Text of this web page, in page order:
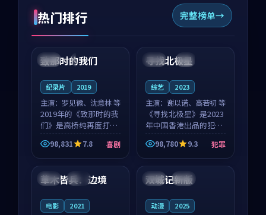
热门排行 完整榜单
中国 4K
99:22
致那时的我们
纪录片 2019
主演： 罗见微、沈意林 等
2019年的《致那时的我
们》是高桥纯再度打磨
的喜剧佳作。中国大陆
的取景与都市寓言的氛
围相互成就，罗见微与
沈意林的对手戏自然克
制，让整部影片在悬
98,831 7.8 喜剧
中国 4K
99:18
寻找北极星
综艺 2023
主演： 谢以诺、高若初 等
《寻找北极星》是2023
年中国香港出品的犯罪
新作，主创团队希望用
公路冒险的故事让观众
停下来想一想。谢以诺
领衔，高若初担任重要
角色，戚南柯的叙事
98,780 9.3 犯罪
泰国 独播
草木皆兵：边境
电影 2021
中国 独播
双城记新版
动漫 2025